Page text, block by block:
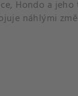
Hondo a jeho
náhlými